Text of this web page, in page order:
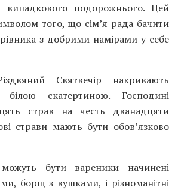
подорожнього. Цей
того, що сім’я рада бачити
з добрими намірами у себе
Святвечір накривають
білою скатертиною. Господині
страв на честь дванадцяти
страви мають бути обов’язково
бути вареники начинені
борщ з вушками, і різноманітні